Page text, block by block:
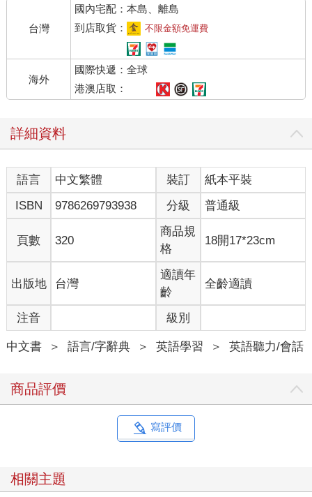
台灣
國內宅配：本島、離島
到店取貨：
不限金額免運費
海外
國際快遞：全球
港澳店取：
詳細資料
語言 中文繁體 裝訂
紙本平裝
ISBN
9786269793938 分級 普通級
頁數 320
商品規
格
18開17*23cm
出版地 台灣
適讀年
齡
全齡適讀
注音 級別
中文書 ＞ 語言/字辭典 ＞ 英語學習 ＞ 英語聽力/會話
商品評價
寫評價
相關主題